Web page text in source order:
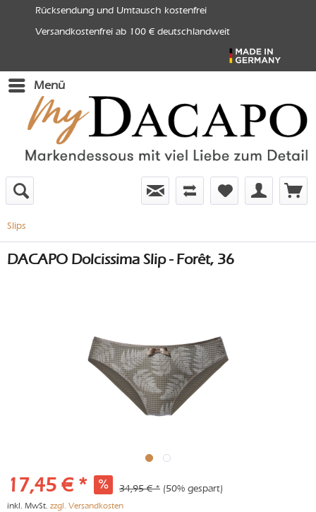
Rücksendung und Umtausch kostenfrei
Versandkostenfrei ab 100 € deutschlandweit
Menü
Slips
DACAPO Dolcissima Slip - Forêt, 36
17,45 € * 34,95 € * (50% gespart)
inkl. MwSt. zzgl. Versandkosten